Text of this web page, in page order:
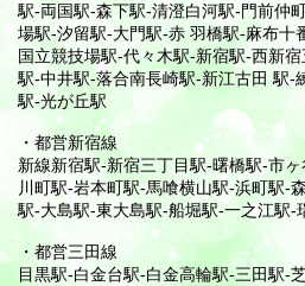
駅-両国駅-森下駅-清澄白河駅-門前仲
場駅-汐留駅-大門駅-赤 羽橋駅-麻布十
国立競技場駅-代々木駅-新宿駅-西新
駅-中井駅-落合南長崎駅-新江古田 駅-
駅-光が丘駅
・都営新宿線
新線新宿駅-新宿三丁目駅-曙橋駅-市
川町駅-岩本町駅-馬喰横山駅-浜町駅-
駅-大島駅-東大島駅-船堀駅-一之江駅-
・都営三田線
目黒駅-白金台駅-白金高輪駅-三田駅-